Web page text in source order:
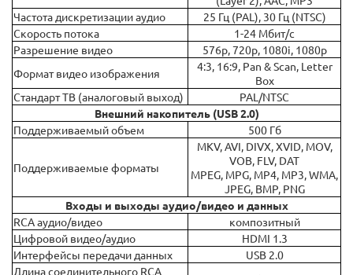
Частота дискретизации аудио
25 Гц (PAL), 30 Гц (NTSC)
Скорость потока
1-24 Мбит/с
Разрешение видео
576р, 720р, 1080i, 1080p
Формат видео изображения
4:3, 16:9, Pan & Scan, Letter
Box
Стандарт ТВ (аналоговый выход)
PAL/NTSC
Внешний накопитель (USB 2.0)
Поддерживаемый объем
500 Гб
Поддерживаемые форматы
MKV, AVI, DIVX, XVID, MOV,
VOB, FLV, DAT
MPEG, MPG, MP4, MP3, WMA,
JPEG, BMP, PNG
Входы и выходы аудио/видео и данных
RCA аудио/видео
композитный
Цифровой видео/аудио
HDMI 1.3
Интерфейсы передачи данных
USB 2.0
Длина соединительного RCA